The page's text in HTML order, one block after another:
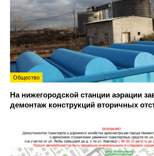
Общество
На нижегородской станции аэрации
демонтаж конструкций вторичных